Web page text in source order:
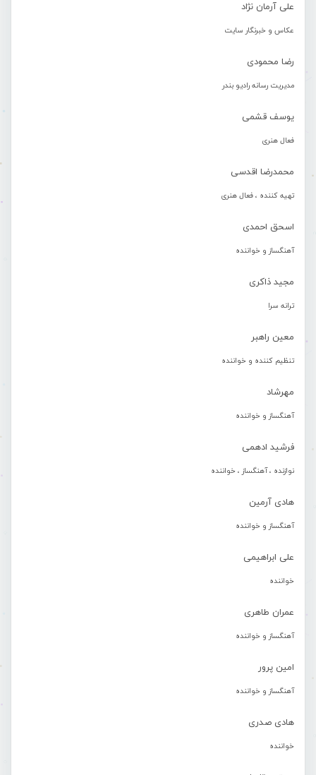
علی آرمان نژاد
عکاس و خبرنگار سایت
رضا محمودی
مدیریت رسانه رادیو بندر
یوسف قشمی
فعال هنری
محمدرضا اقدسی
تهیه کننده ، فعال هنری
اسحق احمدی
آهنگساز و خواننده
مجید ذاکری
ترانه سرا
معین راهبر
تنظیم کننده و خواننده
مهرشاد
آهنگساز و خواننده
فرشید ادهمی
نوازنده ، آهنگساز ، خواننده
هادی آرمین
آهنگساز و خواننده
علی ابراهیمی
خواننده
عمران طاهری
آهنگساز و خواننده
امین پرور
آهنگساز و خواننده
هادی صدری
خواننده